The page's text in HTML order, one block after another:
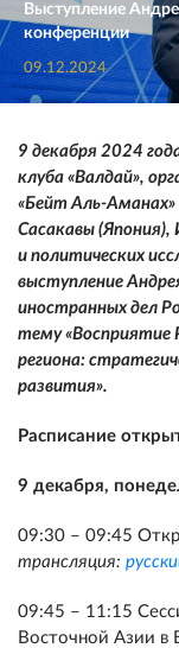
Выступление
конференции
09.12.2024
9 декабря 2024
клуба «Валдай»,
«Бейт Аль-
Сасакавы
и политических
выступление
иностранных дел
тему «Восприятие
региона:
развития».
Расписание
9 декабря,
09:30 – 09:45
трансляция:
09:45 – 11:15
Восточной Азии